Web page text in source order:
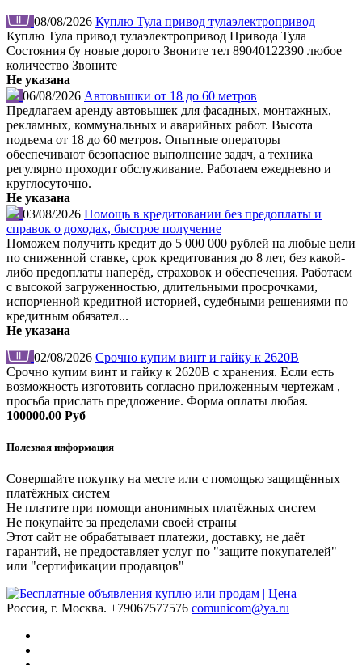
08/08/2026 Куплю Тула привод тулаэлектропривод
Куплю Тула привод тулаэлектропривод Привода Тула
Состояния бу новые дорого Звоните тел 89040122390 любое
количество Звоните
Не указана
06/08/2026 Автовышки от 18 до 60 метров
Предлагаем аренду автовышек для фасадных, монтажных,
рекламных, коммунальных и аварийных работ. Высота
подъема от 18 до 60 метров. Опытные операторы
обеспечивают безопасное выполнение задач, а техника
регулярно проходит обслуживание. Работаем ежедневно и
круглосуточно.
Не указана
03/08/2026 Помощь в кредитовании без предоплаты и
справок о доходах, быстрое получение
Поможем получить кредит до 5 000 000 рублей на любые цели
по сниженной ставке, срок кредитования до 8 лет, без какой-
либо предоплаты наперёд, страховок и обеспечения. Работаем
с высокой загруженностью, длительными просрочками,
испорченной кредитной историей, судебными решениями по
кредитным обязател...
Не указана
02/08/2026 Срочно купим винт и гайку к 2620В
Срочно купим винт и гайку к 2620В с хранения. Если есть
возможность изготовить согласно приложенным чертежам ,
просьба прислать предложение. Форма оплаты любая.
100000.00 Руб
Полезная информация
Совершайте покупку на месте или с помощью защищённых
платёжных систем
Не платите при помощи анонимных платёжных систем
Не покупайте за пределами своей страны
Этот сайт не обрабатывает платежи, доставку, не даёт
гарантий, не предоставляет услуг по "защите покупателей"
или "сертификации продавцов"
Россия, г. Москва. +79067577576 comunicom@ya.ru